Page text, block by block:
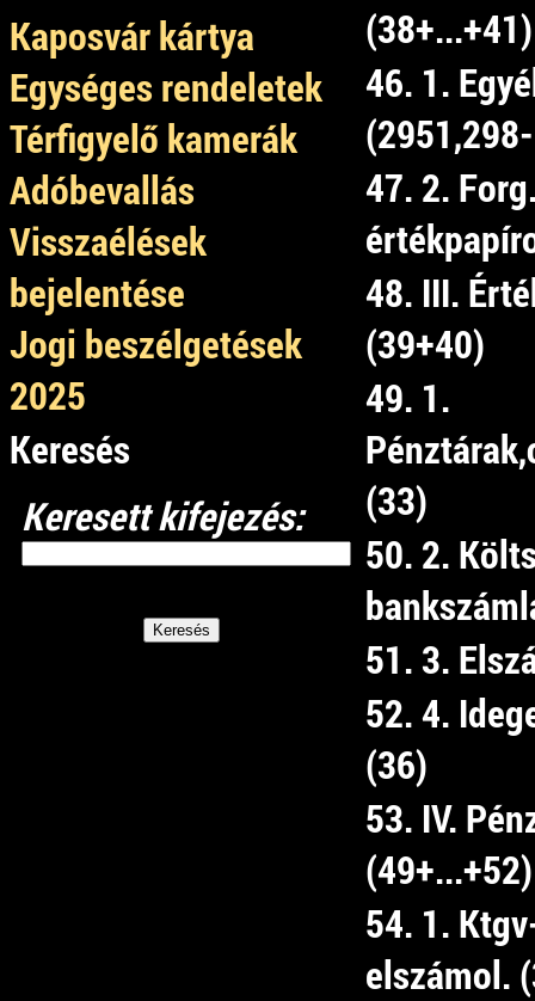
Kaposvár kártya
Egységes rendeletek
Térfigyelő kamerák
Adóbevallás
Visszaélések
bejelentése
Jogi beszélgetések
2025
Keresés
Keresett kifejezés:
(38+...+41)
46. 1.
47. 2.
48. III.
(39+40)
49. 1.
(33)
50. 2.
51. 3.
52. 4.
(36)
53. IV.
(49+...+52)
54. 1.
elszámol.